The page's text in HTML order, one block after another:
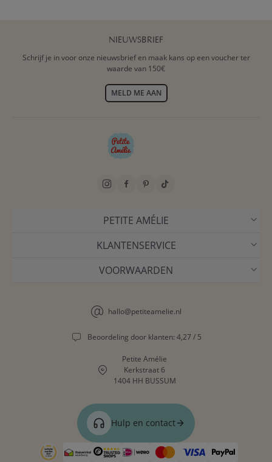
NIEUWSBRIEF
Schrijf je in voor onze nieuwsbrief en maak kans op een voucher ter
waarde van 150€
MELD ME AAN
PETITE AMÉLIE
KLANTENSERVICE
VOORWAARDEN
hallo@petiteamelie.nl
Beoordeling door klanten: 4,27 / 5
Petite Amélie
Kerkstraat 6
1404 HH BUSSUM
Hulp en contact